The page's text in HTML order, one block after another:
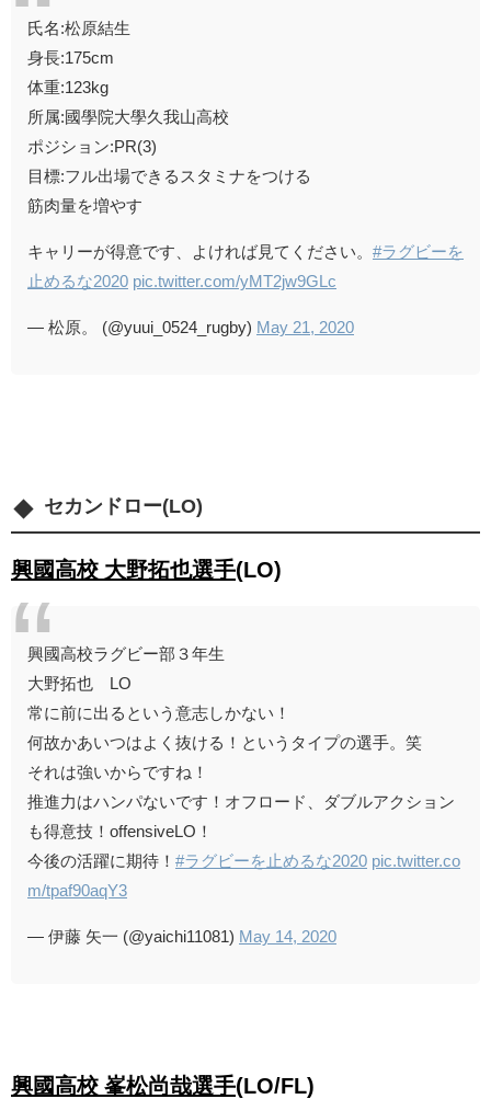
氏名:松原結生
身長:175cm
体重:123kg
所属:國學院大學久我山高校
ポジション:PR(3)
目標:フル出場できるスタミナをつける
筋肉量を増やす
キャリーが得意です、よければ見てください。 #ラグビーを
止めるな2020 pic.twitter.com/yMT2jw9GLc
— 松原。 (@yuui_0524_rugby) May 21, 2020
セカンドロー(LO)
興國高校 大野拓也選手(LO)
興國高校ラグビー部３年生
大野拓也 LO
常に前に出るという意志しかない！
何故かあいつはよく抜ける！というタイプの選手。笑
それは強いからですね！
推進力はハンパないです！オフロード、ダブルアクション
も得意技！offensiveLO！
今後の活躍に期待！ #ラグビーを止めるな2020 pic.twitter.co
m/tpaf90aqY3
— 伊藤 矢一 (@yaichi11081) May 14, 2020
興國高校 峯松尚哉選手(LO/FL)